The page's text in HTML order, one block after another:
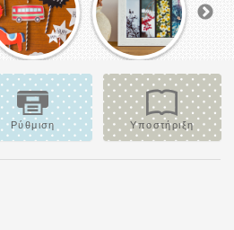
Ρύθμιση Υποστήριξη